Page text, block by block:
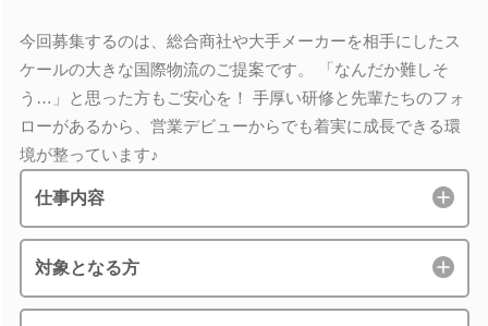
今回募集するのは、総合商社や大手メーカーを相手にしたス
ケールの大きな国際物流のご提案です。 「なんだか難しそ
う…」と思った方もご安心を！ 手厚い研修と先輩たちのフォ
ローがあるから、営業デビューからでも着実に成長できる環
境が整っています♪
仕事内容
対象となる方